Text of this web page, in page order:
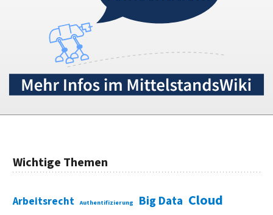
Wichtige Themen
Arbeitsrecht Authentifizierung Big Data Cloud